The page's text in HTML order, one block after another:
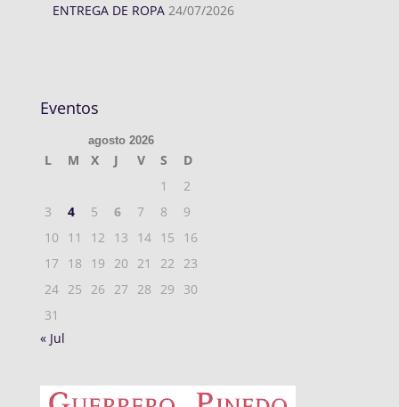
ENTREGA DE ROPA 24/07/2026
Eventos
agosto 2026
L M X J V S
D
1
2
3
4 5 6 7 8
9
10
11 12 13 14 15
16
17
18 19 20 21 22
23
24 25 26 27 28 29
30
31
« Jul